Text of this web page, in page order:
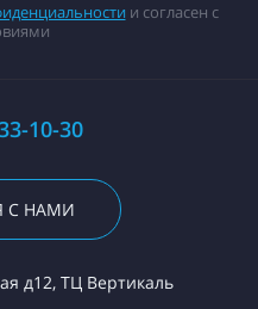
и согласен с
10-30
С НАМИ
д12, ТЦ Вертикаль